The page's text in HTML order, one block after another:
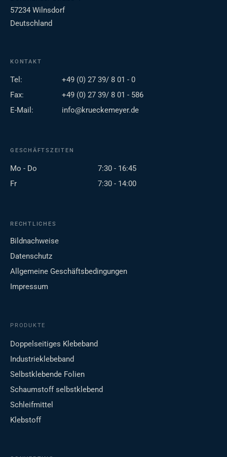
57234 Wilnsdorf
Deutschland
KONTAKT
Tel:
+49 (0) 27 39/ 8 01 - 0
Fax:
+49 (0) 27 39/ 8 01 - 586
E-Mail:
info@krueckemeyer.de
GESCHÄFTSZEITEN
Mo - Do
7:30 - 16:45
Fr
7:30 - 14:00
RECHTLICHES
Bildnachweise
Datenschutz
Allgemeine Geschäftsbedingungen
Impressum
PRODUKTE
Doppelseitiges Klebeband
Industrieklebeband
Selbstklebende Folien
Schaumstoff selbstklebend
Schleifmittel
Klebstoff